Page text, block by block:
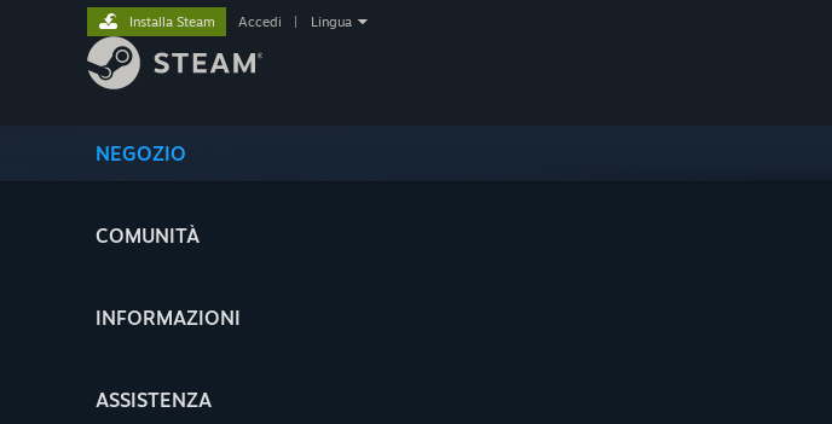
NEGOZIO
COMUNITÀ
INFORMAZIONI
ASSISTENZA
Installa Steam Accedi Lingua